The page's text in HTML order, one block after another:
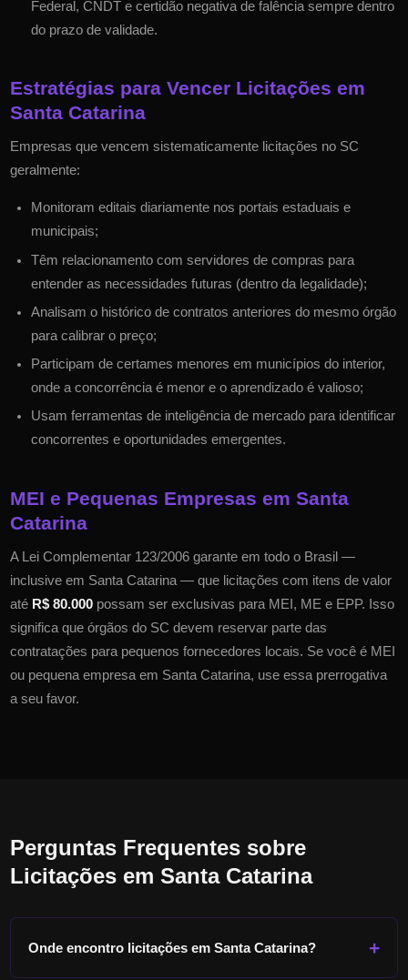
Federal, CNDT e certidão negativa de falência sempre dentro
do prazo de validade.
Estratégias para Vencer Licitações em
Santa Catarina
Empresas que vencem sistematicamente licitações no SC
geralmente:
Monitoram editais diariamente nos portais estaduais e
municipais;
Têm relacionamento com servidores de compras para
entender as necessidades futuras (dentro da legalidade);
Analisam o histórico de contratos anteriores do mesmo órgão
para calibrar o preço;
Participam de certames menores em municípios do interior,
onde a concorrência é menor e o aprendizado é valioso;
Usam ferramentas de inteligência de mercado para identificar
concorrentes e oportunidades emergentes.
MEI e Pequenas Empresas emSanta
Catarina
A Lei Complementar 123/2006 garante em todo o Brasil —
inclusive em Santa Catarina — que licitações com itens de valor
até R$ 80.000 possam ser exclusivas para MEI, ME e EPP. Isso
significa que órgãos do SC devem reservar parte das
contratações para pequenos fornecedores locais. Se você é MEI
ou pequena empresa em Santa Catarina, use essa prerrogativa
a seu favor.
Perguntas Frequentes sobre
Licitações emSanta Catarina
Onde encontro licitações em Santa Catarina?